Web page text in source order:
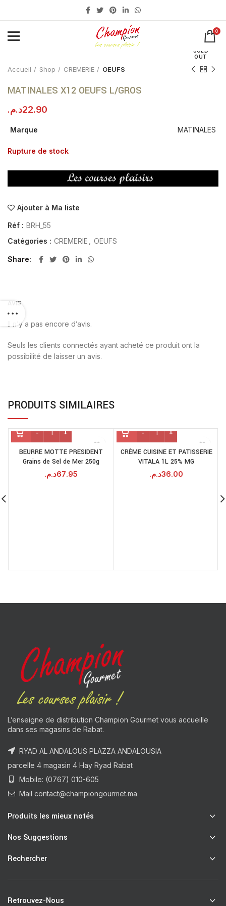
0
SOLD
OUT
Accueil Shop CREMERIE OEUFS
MATINALES X12 OEUFS L/GROS
22.90د.م.
Marque MATINALES
Rupture de stock
Ajouter à Ma liste
Réf : BRH_55
Catégories : CREMERIE OEUFS
Share
AVIS
Il n’y a pas encore d’avis.
Seuls les clients connectés ayant acheté ce produit ont la
possibilité de laisser un avis.
PRODUITS SIMILAIRES
BEURRE MOTTE PRESIDENT
Grains de Sel de Mer 250g
67.95د.م.
CRÈME CUISINE ET PATISSERIE
VITALA 1L 25% MG
36.00د.م.
L’enseigne de distribution Champion Gourmet vous accueille
dans ses magasins de Rabat.
RYAD AL ANDALOUS PLAZZA ANDALOUSIA
parcelle 4 magasin 4 Hay Ryad Rabat
Mobile: (0767) 010-605
Mail contact@championgourmet.ma
Produits les mieux notés
Nos Suggestions
Rechercher
Retrouvez-Nous